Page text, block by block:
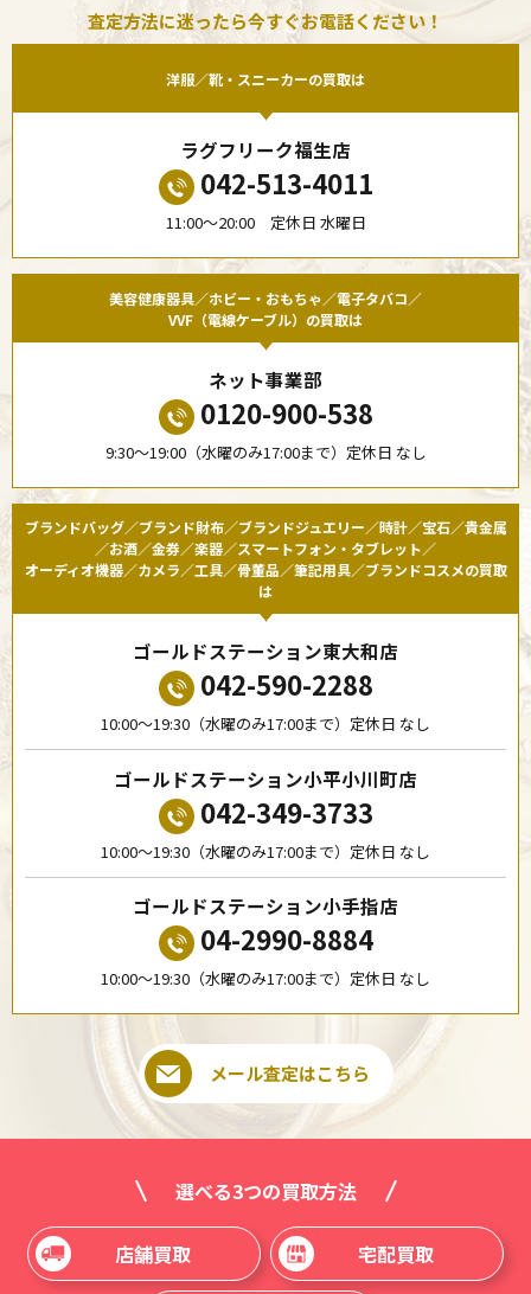
査定方法に迷ったら今すぐお電話ください！
洋服／靴・スニーカーの買取は
ラグフリーク福生店
042-513-4011
11:00〜20:00 定休日 水曜日
美容健康器具／ホビー・おもちゃ／電子タバコ／
VVF（電線ケーブル）の買取は
ネット事業部
0120-900-538
9:30〜19:00（水曜のみ17:00まで）定休日 なし
ブランドバッグ／ブランド財布／ブランドジュエリー／時計／宝石／貴金属
／お酒／金券／楽器／スマートフォン・タブレット／
オーディオ機器／カメラ／工具／骨董品／筆記用具／ブランドコスメの買取
は
ゴールドステーション東大和店
042-590-2288
10:00〜19:30（水曜のみ17:00まで）定休日 なし
ゴールドステーション小平小川町店
042-349-3733
10:00〜19:30（水曜のみ17:00まで）定休日 なし
ゴールドステーション小手指店
04-2990-8884
10:00〜19:30（水曜のみ17:00まで）定休日 なし
メール査定はこちら
選べる3つの買取方法
店舗買取 宅配買取